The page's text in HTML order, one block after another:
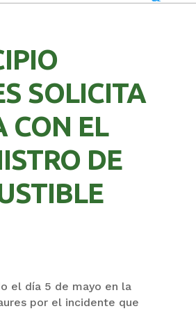
SOLICITA
CON EL
DE
el día 5 de mayo en la
por el incidente que